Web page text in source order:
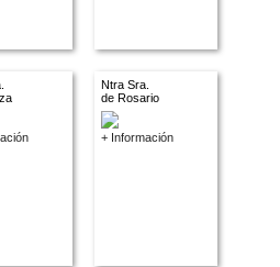
Ntra Sra.
de Rosario
+ Información